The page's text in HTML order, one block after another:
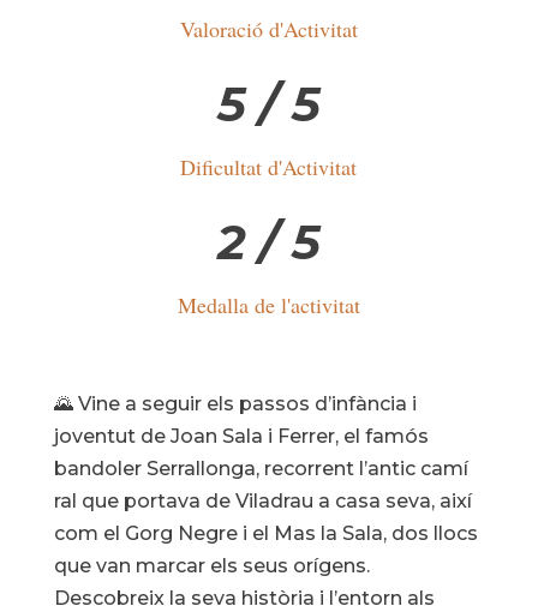
Valoració d'Activitat
5 / 5
Dificultat d'Activitat
2 / 5
Medalla de l'activitat
🌄 Vine a seguir els passos d’infància i
joventut de Joan Sala i Ferrer, el famós
bandoler Serrallonga, recorrent l’antic camí
ral que portava de Viladrau a casa seva, així
com el Gorg Negre i el Mas la Sala, dos llocs
que van marcar els seus orígens.
Descobreix la seva història i l’entorn als